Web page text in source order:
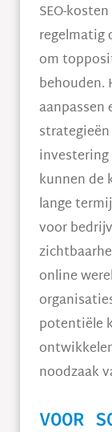
SEO-
regelmatig
om
aanpassen
kunnen de
lange
voor
online
potentiële
noodzaak
VOOR